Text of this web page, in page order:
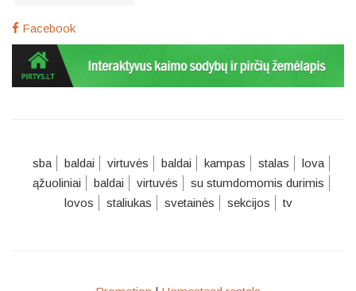
Facebook
sba baldai virtuvės baldai kampas stalas
lova
ąžuoliniai
baldai virtuvės
su stumdomomis durimis
lovos
staliukas svetainės sekcijos tv